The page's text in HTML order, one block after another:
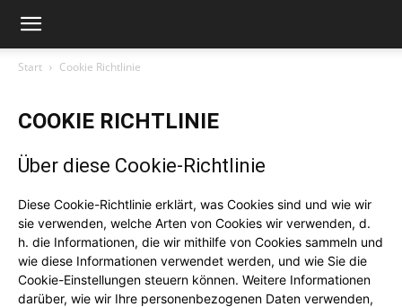
Start Cookie Richtlinie
COOKIE RICHTLINIE
Über diese Cookie-Richtlinie
Diese Cookie-Richtlinie erklärt, was Cookies sind und wie wir
sie verwenden, welche Arten von Cookies wir verwenden, d.
h. die Informationen, die wir mithilfe von Cookies sammeln und
wie diese Informationen verwendet werden, und wie Sie die
Cookie-Einstellungen steuern können. Weitere Informationen
darüber, wie wir Ihre personenbezogenen Daten verwenden,